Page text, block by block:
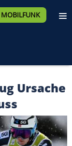
MOBILFUNK
Ursache